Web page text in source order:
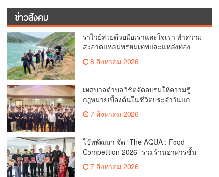
ข่าวสังคม
ราไวย์สวยด้วยมือเราและใจเรา ทำความ
สะอาดแหลมพรหมเทพและแหล่งท่อง
เที่ยว8 สิงหาคม 2026
เทศบาลตำบลวิชิตจัดอบรมให้ความรู้
กฎหมายเบื้องต้นในชีวิตประจำวันแก่
7 สิงหาคม 2026
โบ๊ทพัฒนา จัด “The AQUA : Food
Competition 2026” รวมร้านอาหารชั้น
นำของ The Shopps at The AQUA ชู
ศักยภาพ Food Destination ย่านเชิงทะเล
7 สิงหาคม 2026